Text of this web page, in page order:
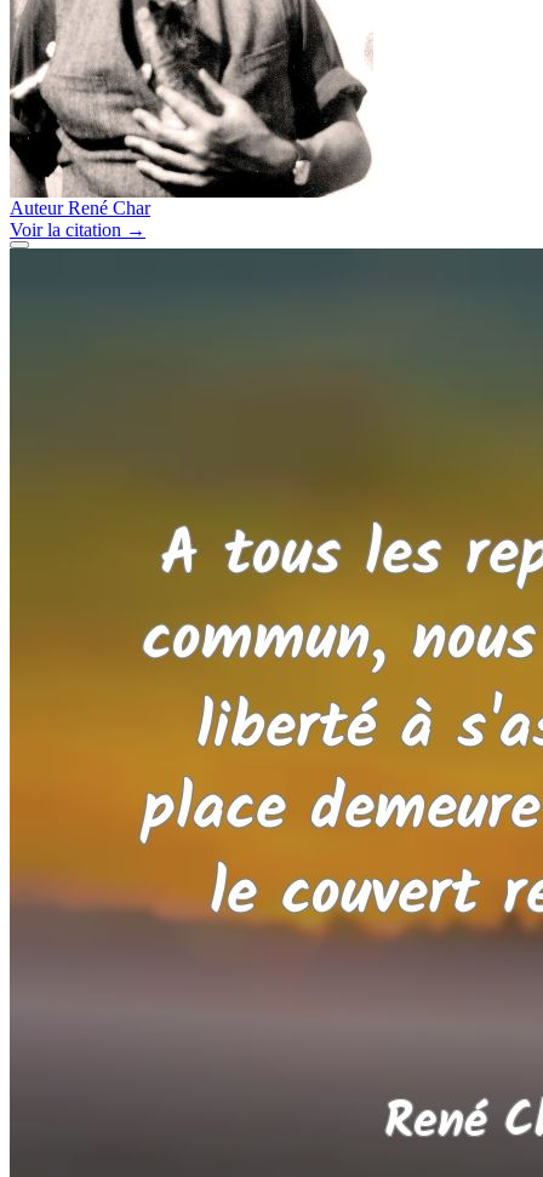
Auteur René Char
Voirla citation →